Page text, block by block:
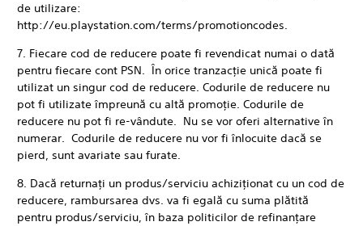
de utilizare:
http://eu.playstation.com/terms/promotioncodes.
7. Fiecare cod de reducere poate fi revendicat numai o dată
pentru fiecare cont PSN. În orice tranzacţie unică poate fi
utilizat un singur cod de reducere. Codurile de reducere nu
pot fi utilizate împreună cu altă promoţie. Codurile de
reducere nu pot fi re-vândute. Nu se vor oferi alternative în
numerar. Codurile de reducere nu vor fi înlocuite dacă se
pierd, sunt avariate sau furate.
8. Dacă returnaţi un produs/serviciu achiziţionat cu un cod de
reducere, rambursarea dvs. va fi egală cu suma plătită
pentru produs/serviciu, în baza politicilor de refinanţare